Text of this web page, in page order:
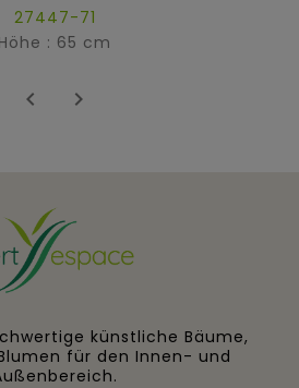
27447-71
Höhe : 65 cm
 
künstliche Bäume,
für den Innen- und